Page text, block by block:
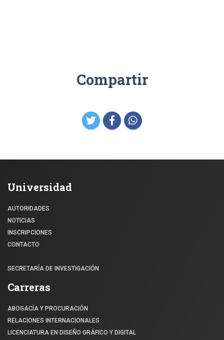
Compartir
Universidad
AUTORIDADES
NOTICIAS
INSCRIPCIONES
CONTACTO
SECRETARÍA DE INVESTIGACIÓN
Carreras
ABOGACÍA Y PROCURACIÓN
RELACIONES INTERNACIONALES
LICENCIATURA EN DISEÑO GRÁFICO Y DIGITAL